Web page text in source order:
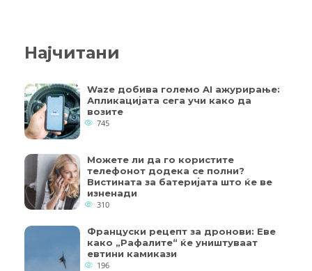
Најчитани
Waze добива големо AI ажурирање:
Апликацијата сега учи како да
возите
745
Можете ли да го користите
телефонот додека се полни?
Вистината за батеријата што ќе ве
изненади
310
Француски рецепт за дронови: Еве
како „Рафалите“ ќе уништуваат
евтини камикази
196